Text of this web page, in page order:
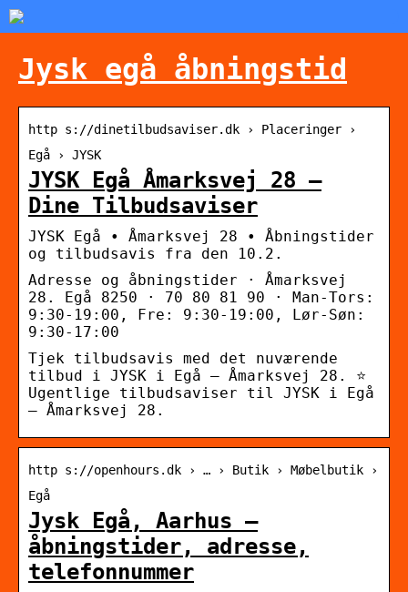
Jysk egå åbningstid
http s://dinetilbudsaviser.dk › Placeringer ›
Egå › JYSK
JYSK Egå Åmarksvej 28 –
Dine Tilbudsaviser
JYSK Egå • Åmarksvej 28 • Åbningstider
og tilbudsavis fra den 10.2.
Adresse og åbningstider · Åmarksvej
28. Egå 8250 · 70 80 81 90 · Man-Tors:
9:30-19:00, Fre: 9:30-19:00, Lør-Søn:
9:30-17:00
Tjek tilbudsavis med det nuværende
tilbud i JYSK i Egå – Åmarksvej 28. ⭐
Ugentlige tilbudsaviser til JYSK i Egå
– Åmarksvej 28.
http s://openhours.dk › … › Butik › Møbelbutik ›
Egå
Jysk Egå, Aarhus –
åbningstider, adresse,
telefonnummer